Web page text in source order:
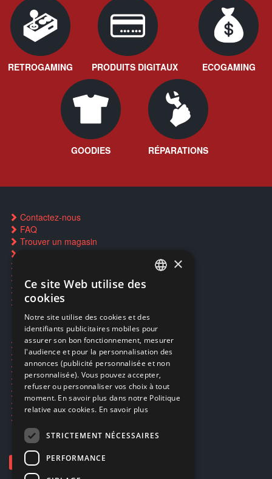
RETROGAMING PRODUITS DIGITAUX ECOGAMING
GOODIES RÉPARATIONS
Contactez-nous
FAQ
Trouver un magasin
Restauration CD griffés
Réparations & SAV
Smartpoints
Ecogaming
Expédition & retours
Confidentialité
Conditions générales
EA Sport UFC 6
Call of Duty: Modern Warfare 4
Rachat et revente de jeux en cash
ENGLISH
×
Ce site Web utilise des
cookies
Notre site utilise des cookies et des
identifiants publicitaires mobiles pour
assurer son bon fonctionnement, mesurer
l'audience et pour la personnalisation des
annonces (publicité personnalisée et non
personnalisée). Vous pouvez accepter,
refuser ou personnaliser vos choix à tout
moment. En savoir plus dans notre Politique
relative aux cookies. En savoir plus
STRICTEMENT NÉCESSAIRES
PERFORMANCE